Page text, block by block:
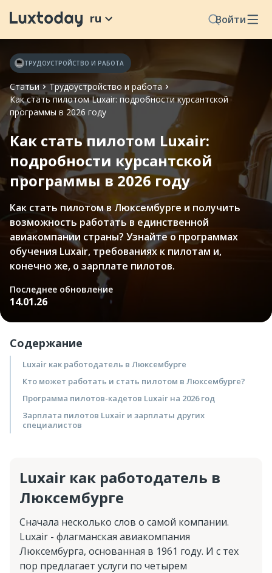
Войти
ru
Статьи
Трудоустройство и работа
Как стать пилотом Luxair: подробности курсантской
программы в 2026 году
ТРУДОУСТРОЙСТВО И РАБОТА
Как стать пилотом Luxair:
подробности курсантской
программы в 2026 году
Как стать пилотом в Люксембурге и получить
возможность работать в единственной
авиакомпании страны? Узнайте о программах
обучения Luxair, требованиях к пилотам и,
конечно же, о зарплате пилотов.
Последнее обновление
14.01.26
Содержание
Luxair как работодатель в Люксембурге
Кто может работать и стать пилотом в Люксембурге?
Программа пилотов-кадетов Luxair на 2026 год
Зарплата пилотов Luxair и зарплаты других
специалистов
Luxair как работодатель в
Люксембурге
Сначала несколько слов о самой компании.
Luxair - флагманская авиакомпания
Люксембурга, основанная в 1961 году. И с тех
пор предлагает услуги по четырем